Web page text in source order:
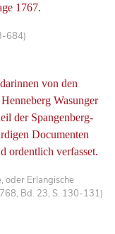
1767.
684)
von den
Wasunger
der Spangenberg-
Documenten
ordentlich verfasset.
oder Erlangische
Bd. 23, S. 130-131)